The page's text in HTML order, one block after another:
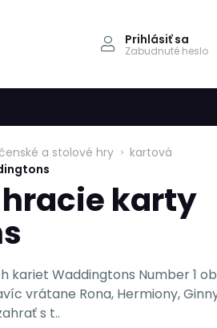
Prihlásiť sa
Zabudnuté heslo
a stolové hry
kartová
karty
kariet Waddingtons Number 1
vrátane Rona, Hermiony,
s t..